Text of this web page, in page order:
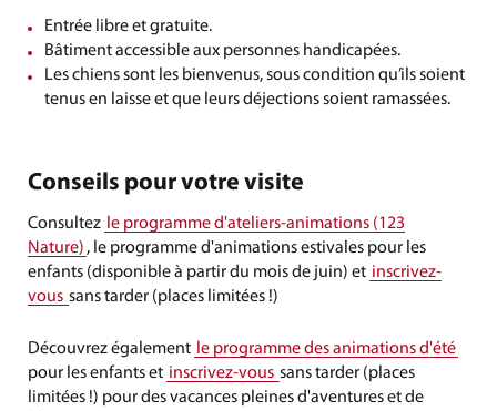
Entrée libre et gratuite.
Bâtiment accessible aux personnes handicapées.
Les chiens sont les bienvenus, sous condition qu’ils soient
tenus en laisse et que leurs déjections soient ramassées.
Conseils pour votre visite
Consultez le programme d'ateliers-animations (123
Nature) , le programme d'animations estivales pour les
enfants (disponible à partir du mois de juin) et inscrivez-
vous sans tarder (places limitées !)
Découvrez également le programme des animations d'été
pour les enfants et inscrivez-vous sans tarder (places
limitées !) pour des vacances pleines d'aventures et de